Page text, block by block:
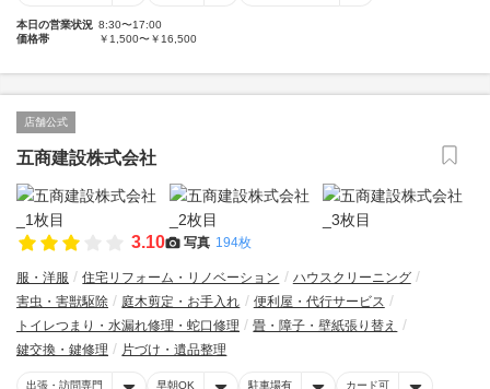
本日の営業状況 8:30〜17:00
価格帯
￥1,500〜￥16,500
店舗公式
五商建設株式会社
3.10 写真 194枚
服・洋服 住宅リフォーム・リノベーション
ハウスクリーニング
害虫・害獣駆除
庭木剪定・お手入れ
便利屋・代行サービス
トイレつまり・水漏れ修理・蛇口修理
畳・障子・壁紙張り替え
鍵交換・鍵修理
片づけ・遺品整理
出張・訪問専門 早朝OK 駐車場有 カード可